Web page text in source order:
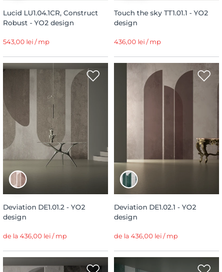
Lucid LU1.04.1CR, Construct
Robust - YO2 design
543,00 lei / mp
Touch the sky TT1.01.1 - YO2
design
436,00 lei / mp
Deviation DE1.01.2 - YO2
design
de la 436,00 lei / mp
Deviation DE1.02.1 - YO2
design
de la 436,00 lei / mp